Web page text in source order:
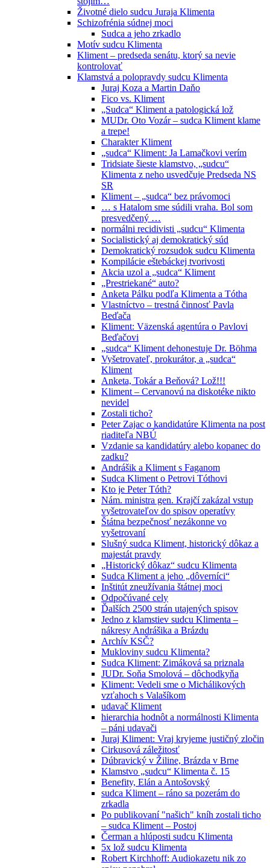
Životné dielo sudcu Juraja Klimenta
Schizofrénia súdnej moci
Sudca a jeho zrkadlo
Motív sudcu Klimenta
Kliment – predseda senátu, ktorý sa nevie
kontrolovať
Klamstvá a polopravdy sudcu Klimenta
Juraj Koza a Martin Daňo
Fico vs. Kliment
„Sudca“ Kliment a patologická lož
MUDr. Oto Vozár – sudca Kliment klame
a trepe!
Charakter Kliment
„sudca“ Kliment: Ja Lamačkovi verím
Tridsiate šieste klamstvo, „sudcu“
Klimenta z neho usvedčuje Predseda NS
SR
Kliment – „sudca“ bez právomoci
… s Hatalom sme súdili vraha. Bol som
presvedčený …
normálni recidivisti „sudcu“ Klimenta
Socialistický aj demokratický súd
Demokratický rozsudok sudcu Klimenta
Kompilácie eštebáckej tvorivosti
Akcia uzol a „sudca“ Kliment
„Prestriekané“ auto?
Anketa Pálku podľa Klimenta a Tótha
Vlastníctvo – trestná činnosť Pavla
Beďača
Kliment: Väzenská agentúra o Pavlovi
Beďačovi
„sudca“ Kliment dehonestuje Dr. Böhma
Vyšetrovateľ, prokurátor, a „sudca“
Kliment
Anketa, Tokár a Beňová? Lož!!!
Kliment – Cervanovú na diskotéke nikto
nevidel
Zostali ticho?
Peter Zajac o kandidatúre Klimenta na post
riaditeľa NBÚ
Vzdanie sa kandidatúry alebo kopanec do
zadku?
Andrášik a Kliment s Faganom
Sudca Kliment o Petrovi Tóthovi
Kto je Peter Tóth?
Nám. ministra gen. Krajčí zakázal vstup
vyšetrovateľov do spisov operatívy
Štátna bezpečnosť nezákonne vo
vyšetrovaní
Slušný sudca Kliment, historický dôkaz a
majestát pravdy
„Historický dôkaz“ sudcu Klimenta
Sudca Kliment a jeho „dôverníci“
Inštitút zneužívania štátnej moci
Odpočúvané cely
Ďalších 2500 strán utajených spisov
Jedno z klamstiev sudcu Klimenta –
nákresy Andrášika a Brázdu
Archív KSČ?
Mukloviny sudcu Klimenta?
Sudca Kliment: Zimáková sa priznala
JUDr. Soňa Smolová – dôchodkyňa
Kliment: Vedeli sme o Michálikových
vzťahoch s Valašíkom
udavač Kliment
hierarchia hodnôt a normálnosti Klimenta
– páni udavači
Juraj Kliment: Vraj kryjeme justičný zločin
Cirkusová záležitosť
Dúbravický v Žiline, Brázda v Brne
Klamstvo „sudcu“ Klimenta č. 15
Benefity, Elán a Antošovský
sudca Kliment – ráno sa pozerám do
zrkadla
Po publikovaní "našich" kníh zostali ticho
– sudca Kliment – Postoj
Čerman a hlúposti sudcu Klimenta
5x lož sudcu Klimenta
Robert Kirchhoff: Audiokazetu nik zo